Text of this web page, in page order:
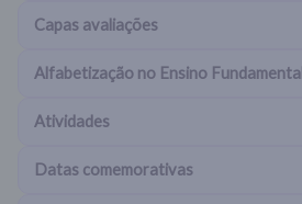
Capas avaliações
Alfabetização no Ensino Fundamental
Atividades
Datas comemorativas